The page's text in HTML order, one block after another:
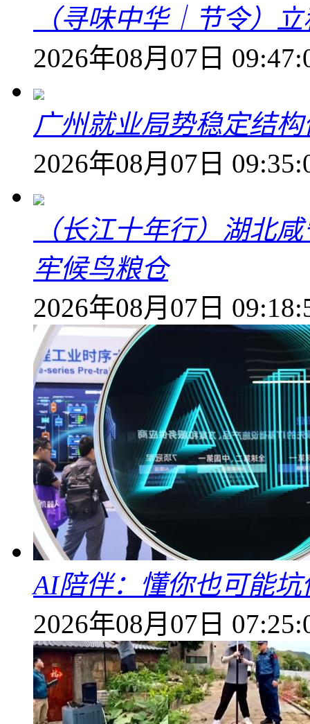
（寻味中华｜节令）
2026年08月07日
广州就业局势稳定结
2026年08月07日
（长江十年行）湖北
牢候鸟粮仓
2026年08月07日
AI陪伴：懂你也可能坑
2026年08月07日